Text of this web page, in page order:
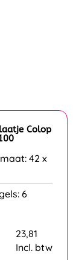
Colop
42 x
6
23,81
Incl. btw